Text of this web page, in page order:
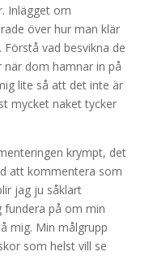
Inlägget om
över hur man klär
vad besvikna de
dom hamnar in på
lite så att det inte är
mycket naket tycker
krympt, det
att kommentera som
jag ju såklart
på om min
mig. Min målgrupp
som helst vill se